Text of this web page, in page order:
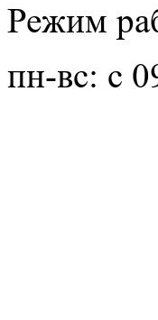
Режим
пн-вс: с